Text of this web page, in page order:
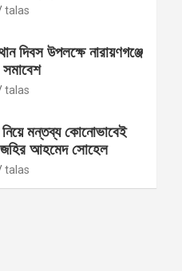
talas
দিবস উপলক্ষে নারায়ণগঞ্জে
talas
মন্তব্য কোনোভাবেই
আহমেদ সোহেল
talas